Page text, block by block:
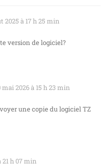
2025 à 17 h 25 min
version de logiciel?
mai 2026 à 15 h 23 min
une copie du logiciel TZ
21 h 07 min